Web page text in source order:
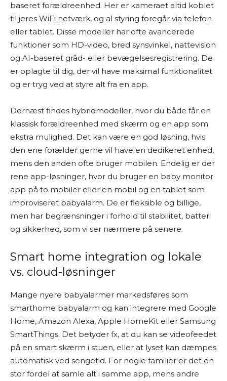
baseret forældreenhed. Her er kameraet altid koblet
til jeres WiFi netværk, og al styring foregår via telefon
eller tablet. Disse modeller har ofte avancerede
funktioner som HD-video, bred synsvinkel, nattevision
og AI-baseret gråd- eller bevægelsesregistrering. De
er oplagte til dig, der vil have maksimal funktionalitet
og er tryg ved at styre alt fra en app.
Dernæst findes hybridmodeller, hvor du både får en
klassisk forældreenhed med skærm og en app som
ekstra mulighed. Det kan være en god løsning, hvis
den ene forælder gerne vil have en dedikeret enhed,
mens den anden ofte bruger mobilen. Endelig er der
rene app-løsninger, hvor du bruger en baby monitor
app på to mobiler eller en mobil og en tablet som
improviseret babyalarm. De er fleksible og billige,
men har begrænsninger i forhold til stabilitet, batteri
og sikkerhed, som vi ser nærmere på senere.
Smart home integration og lokale
vs. cloud-løsninger
Mange nyere babyalarmer markedsføres som
smarthome babyalarm og kan integrere med Google
Home, Amazon Alexa, Apple HomeKit eller Samsung
SmartThings. Det betyder fx, at du kan se videofeedet
på en smart skærm i stuen, eller at lyset kan dæmpes
automatisk ved sengetid. For nogle familier er det en
stor fordel at samle alt i samme app, mens andre